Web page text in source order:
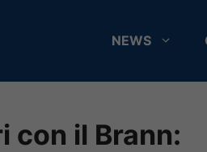
NEWS
con il Brann: